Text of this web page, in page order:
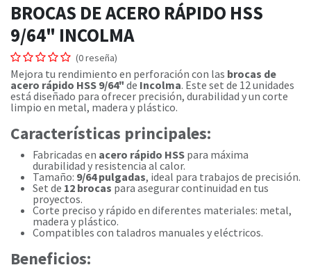
BROCAS DE ACERO RÁPIDO HSS
9/64" INCOLMA
(0 reseña)
Mejora tu rendimiento en perforación con las brocas de
acero rápido HSS 9/64" de Incolma. Este set de 12 unidades
está diseñado para ofrecer precisión, durabilidad y un corte
limpio en metal, madera y plástico.
Características principales:
Fabricadas en acero rápido HSS para máxima
durabilidad y resistencia al calor.
Tamaño: 9/64 pulgadas, ideal para trabajos de precisión.
Set de 12 brocas para asegurar continuidad en tus
proyectos.
Corte preciso y rápido en diferentes materiales: metal,
madera y plástico.
Compatibles con taladros manuales y eléctricos.
Beneficios: